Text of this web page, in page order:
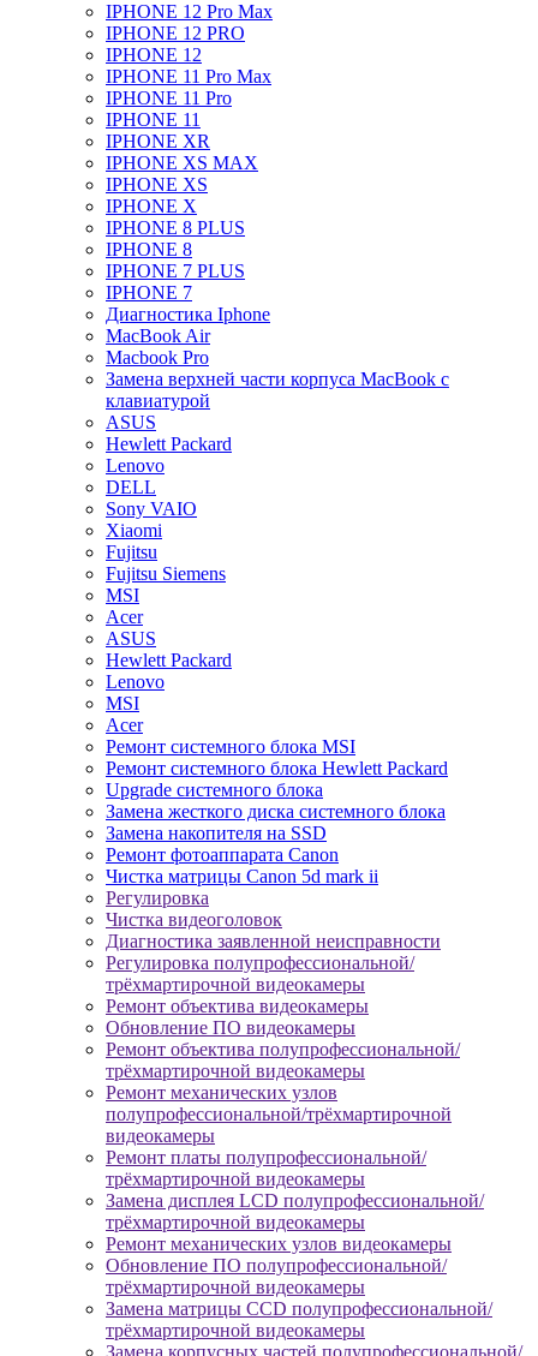
IPHONE 12 Pro Max
IPHONE 12 PRO
IPHONE 12
IPHONE 11 Pro Max
IPHONE 11 Pro
IPHONE 11
IPHONE XR
IPHONE XS MAX
IPHONE XS
IPHONE X
IPHONE 8 PLUS
IPHONE 8
IPHONE 7 PLUS
IPHONE 7
Диагностика Iphone
MacBook Air
Macbook Pro
Замена верхней части корпуса MacBook с
клавиатурой
ASUS
Hewlett Packard
Lenovo
DELL
Sony VAIO
Xiaomi
Fujitsu
Fujitsu Siemens
MSI
Acer
ASUS
Hewlett Packard
Lenovo
MSI
Acer
Ремонт системного блока MSI
Ремонт системного блока Hewlett Packard
Upgrade системного блока
Замена жесткого диска системного блока
Замена накопителя на SSD
Ремонт фотоаппарата Canon
Чистка матрицы Canon 5d mark ii
Регулировка
Чистка видеоголовок
Диагностика заявленной неисправности
Регулировка полупрофессиональной/
трёхмартирочной видеокамеры
Ремонт объектива видеокамеры
Обновление ПО видеокамеры
Ремонт объектива полупрофессиональной/
трёхмартирочной видеокамеры
Ремонт механических узлов
полупрофессиональной/трёхмартирочной
видеокамеры
Ремонт платы полупрофессиональной/
трёхмартирочной видеокамеры
Замена дисплея LCD полупрофессиональной/
трёхмартирочной видеокамеры
Ремонт механических узлов видеокамеры
Обновление ПО полупрофессиональной/
трёхмартирочной видеокамеры
Замена матрицы CCD полупрофессиональной/
трёхмартирочной видеокамеры
Замена корпусных частей полупрофессиональной/